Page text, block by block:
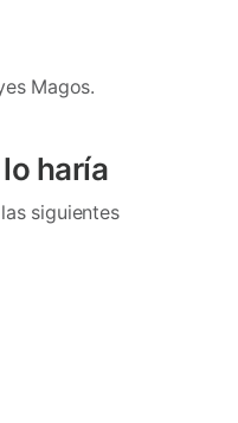
Magos.
haría
siguientes